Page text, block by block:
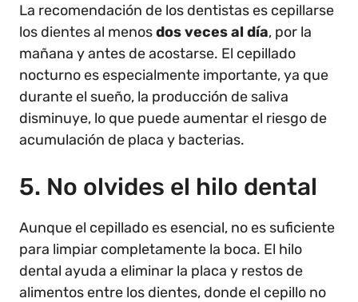
La recomendación de los dentistas es cepillarse
los dientes al menosdos veces al día, por la
mañana y antes de acostarse. El cepillado
nocturno es especialmente importante, ya que
durante el sueño, la producción de saliva
disminuye, lo que puede aumentar el riesgo de
acumulación de placa y bacterias.
5. No olvides el hilo dental
Aunque el cepillado es esencial, no es suficiente
para limpiar completamente la boca. El hilo
dental ayuda a eliminar la placa y restos de
alimentos entre los dientes, donde el cepillo no